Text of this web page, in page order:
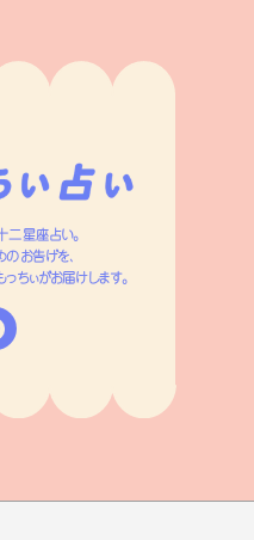
二星座占い。
お告げを、
ちぃがお届けします。